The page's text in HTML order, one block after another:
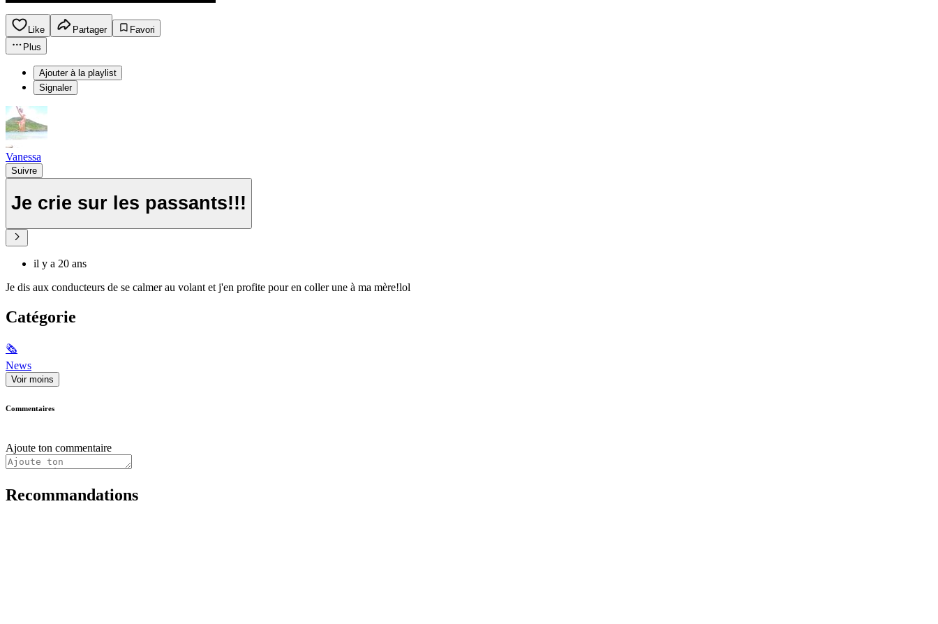
Like Partager
Favori
Plus
Ajouter à la playlist
Signaler
Vanessa
Suivre
Je crie sur les passants!!!
il y a 20 ans
Je dis aux conducteurs de se calmer au volant et j'en profite pour en coller une à ma mère!lol
Catégorie
🗞
News
Voir moins
Commentaires
Ajoute ton commentaire
Recommandations